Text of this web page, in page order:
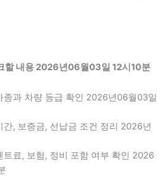
할 내용 2026년06월03일 12시10분
종과 차량 등급 확인 2026년06월03일
간, 보증금, 선납금 조건 정리 2026년
트료, 보험, 정비 포함 여부 확인 2026